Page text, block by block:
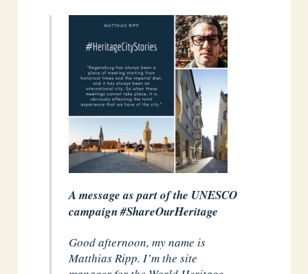
A message as part of the UNESCO
campaign #ShareOurHeritage
Good afternoon, my name is
Matthias Ripp. I’m the site